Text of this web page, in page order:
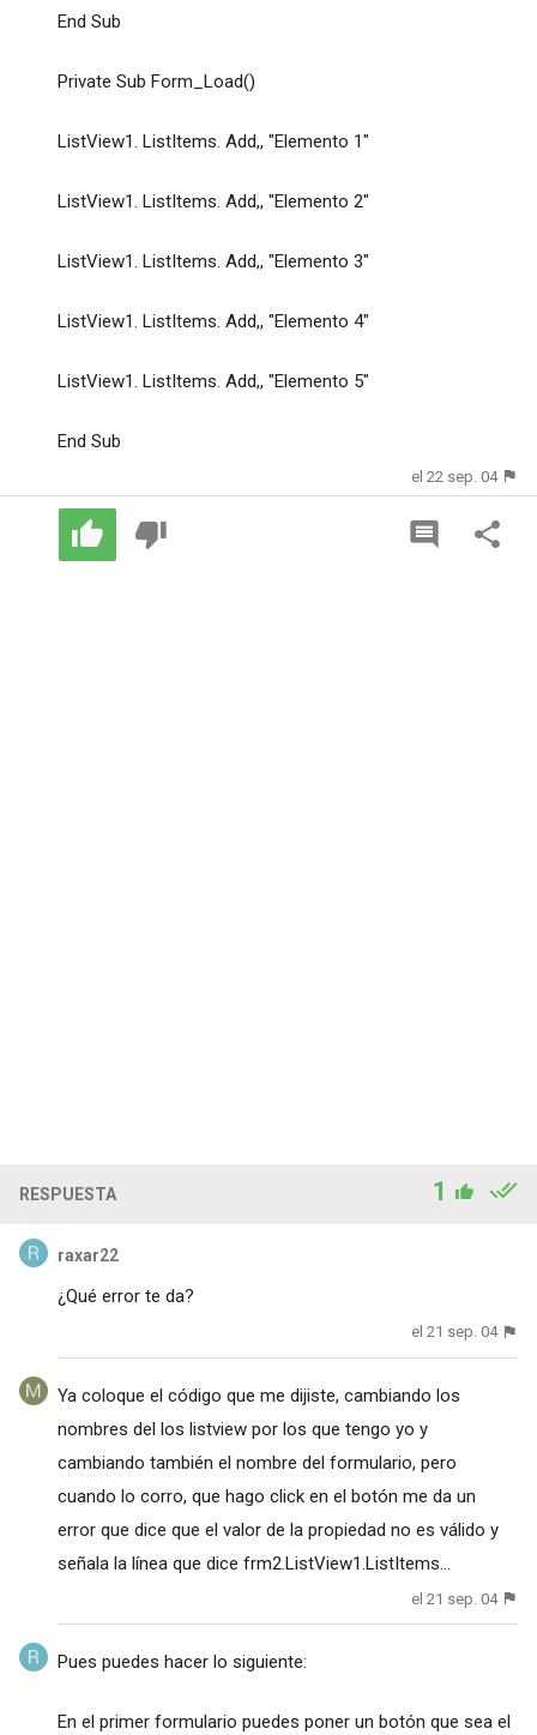
End Sub
Private Sub Form_Load()
ListView1. ListItems. Add,, "Elemento 1"
ListView1. ListItems. Add,, "Elemento 2"
ListView1. ListItems. Add,, "Elemento 3"
ListView1. ListItems. Add,, "Elemento 4"
ListView1. ListItems. Add,, "Elemento 5"
End Sub
el 22 sep. 04
RESPUESTA 1
raxar22
¿Qué error te da?
el 21 sep. 04
Ya coloque el código que me dijiste, cambiando los
nombres del los listview por los que tengo yo y
cambiando también el nombre del formulario, pero
cuando lo corro, que hago click en el botón me da un
error que dice que el valor de la propiedad no es válido y
señala la línea que dice frm2.ListView1.ListItems...
el 21 sep. 04
Pues puedes hacer lo siguiente:
En el primer formulario puedes poner un botón que sea el